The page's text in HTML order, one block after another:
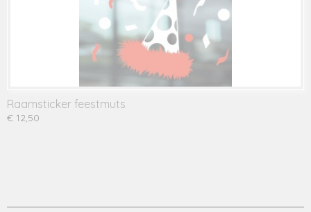
Raamsticker feestmuts
€ 12,50